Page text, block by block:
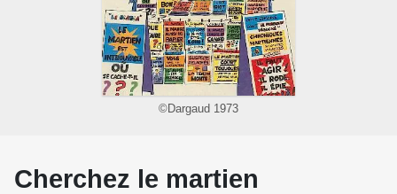
©Dargaud 1973
Cherchez le martien